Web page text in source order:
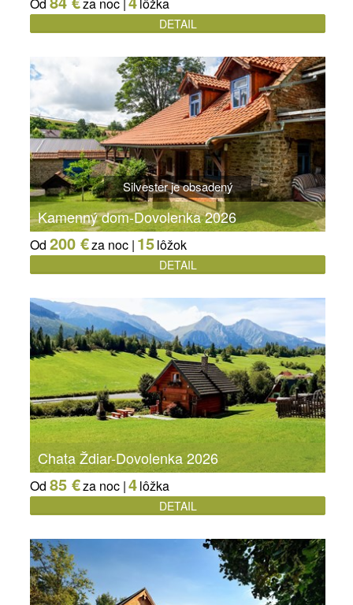
Prečo rezervovať ubytovanie na Spiši práve u nás?
Naša platforma funguje ako centrálna autoritatívna brána pre
ubytovanie podľa konkrétneho typu objektu (chaty, apartmány,
penzióny či hotely), garantujeme vám jednotný model férového
prístupu pre sezónu 2026:
Garancia priameho kontaktu:Spájame vás priamo s majiteľmi
objektov. Eliminujeme sprostredkovateľov, čím zabezpečujeme
najvýhodnejšie ceny bez skrytých provízií.
Overené kapacity v každej lokalite:Od ubytovania v centre
Levoče až po chaty na samote v Slovenskom raji – naše dáta sú
pravidelne revidované.
Transparentnosť a aktuálnosť:Naše informácie reflektujú reálny
stav v regióne, čím pomáhame hosťom nájsť zázemie, ktoré presne
zodpovedá ich požiadavkám.
DETAIL
Silvester je obsadený
Kamenný dom-Dovolenka 2026
Od 200 €za noc | 15lôžok
DETAIL
Chata Ždiar-Dovolenka 2026
Od 85 €za noc |4lôžka
DETAIL